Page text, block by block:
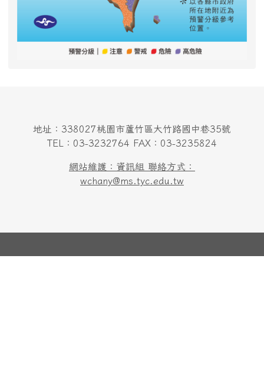
地址：338027桃園市蘆竹區大竹路國中巷35號
TEL：03-3232764 FAX：03-3235824
網站維護：資訊組 聯絡方式：
wchany@ms.tyc.edu.tw